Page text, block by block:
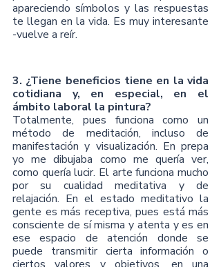
apareciendo símbolos y las respuestas
te llegan en la vida. Es muy interesante
-vuelve a reír.
3. ¿Tiene beneficios tiene en la vida
cotidiana y, en especial, en el
ámbito laboral la pintura?
Totalmente, pues funciona como un
método de meditación, incluso de
manifestación y visualización. En prepa
yo me dibujaba como me quería ver,
como quería lucir. El arte funciona mucho
por su cualidad meditativa y de
relajación. En el estado meditativo la
gente es más receptiva, pues está más
consciente de sí misma y atenta y es en
ese espacio de atención donde se
puede transmitir cierta información o
ciertos valores y objetivos, en una